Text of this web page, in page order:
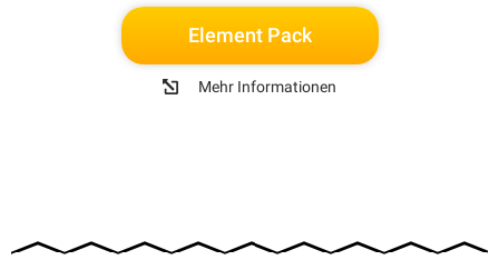
Element Pack
Mehr Informationen